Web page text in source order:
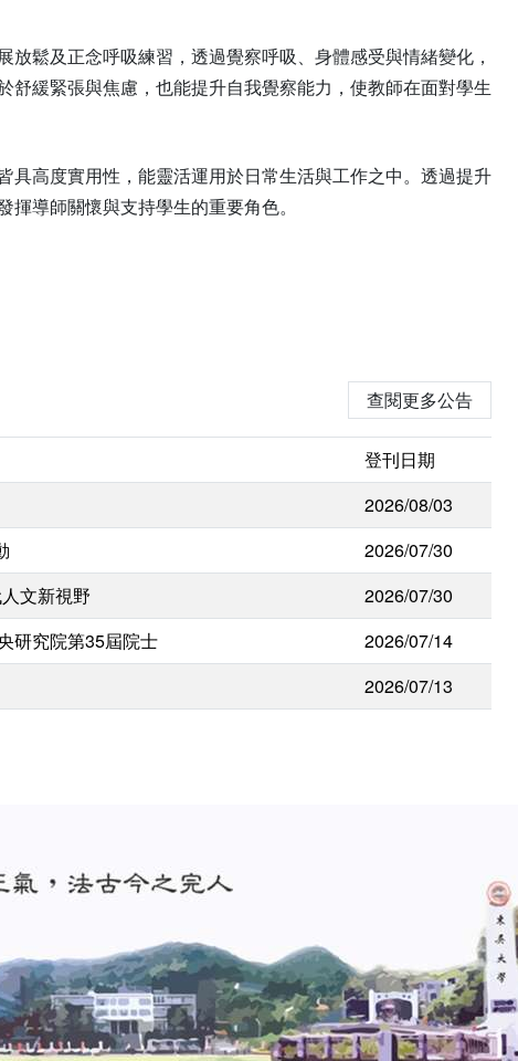
鬆及正念呼吸練習，透過覺察呼吸、身體感受與情緒變化，
緩緊張與焦慮，也能提升自我覺察能力，使教師在面對學生
高度實用性，能靈活運用於日常生活與工作之中。透過提升
導師關懷與支持學生的重要角色。
查閱更多公告
登刊日期
2026/08/03
2026/07/30
文新視野
2026/07/30
研究院第35屆院士
2026/07/14
2026/07/13